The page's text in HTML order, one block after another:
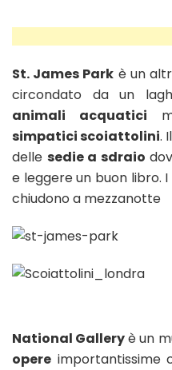
St. James Park è un
circondato da un
animali acquatici
simpatici scoiattolini.
delle sedie a sdraio
e leggere un buon libro.
chiudono a mezzanotte
National Galleryè un
opere importantissime